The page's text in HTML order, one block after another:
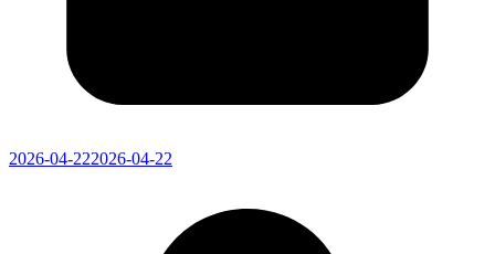
2026-04-222026-04-22